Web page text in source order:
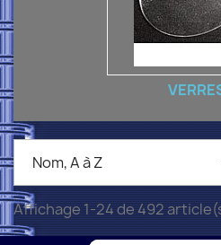
Nom, A à Z
Affichage 1-24 de 492